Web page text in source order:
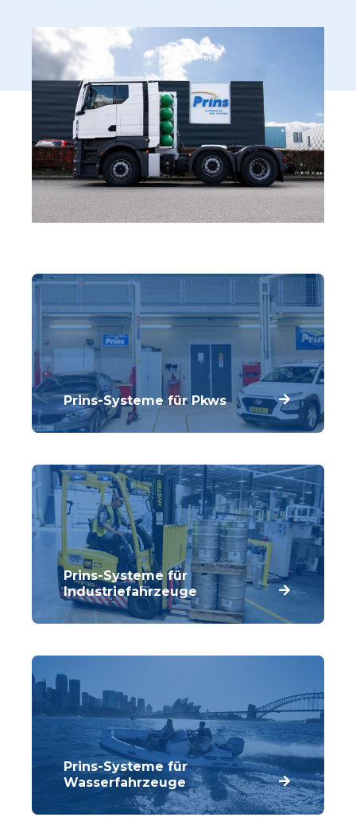
Prins-Systeme für Pkws
Prins entwickelt kontinuierlich neue LPG-
und CNG-Systeme für Fahrzeuge mit
Prins-Systeme für
Industriefahrzeuge
Prins hat sein technisches Wissen und
seine Fachkompetenz genutzt, um die
Prins-Systeme für
Wasserfahrzeuge
Prins hat innovative Komponenten
entwickelt, die für LPG- und CNG-